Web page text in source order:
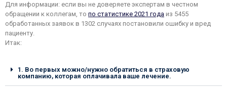
Для информации: если вы не доверяете экспертам в честном
обращении к коллегам, то по статистике 2021 года из 5455
обработанных заявок в 1302 случаях постановили ошибку и вред
пациенту.
Итак:
1. Во первых можно/нужно обратиться в страховую
компанию, которая оплачивала ваше лечение.